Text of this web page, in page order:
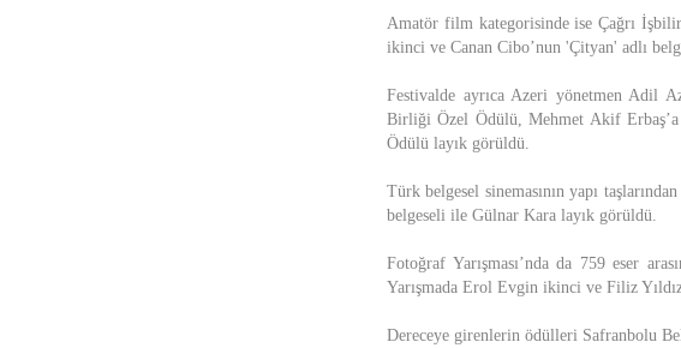
Amatör film kategorisinde ise Çağrı
ikinci ve Canan Cibo’nun 'Çityan' adlı
Festivalde ayrıca Azeri yönetmen Adil
Birliği Özel Ödülü, Mehmet Akif Erbaş’a
Ödülü layık görüldü.
Türk belgesel sinemasının yapı
belgeseli ile Gülnar Kara layık görüldü.
Fotoğraf Yarışması’nda da 759 eser
Yarışmada Erol Evgin ikinci ve Filiz
Dereceye girenlerin ödülleri Safranbolu